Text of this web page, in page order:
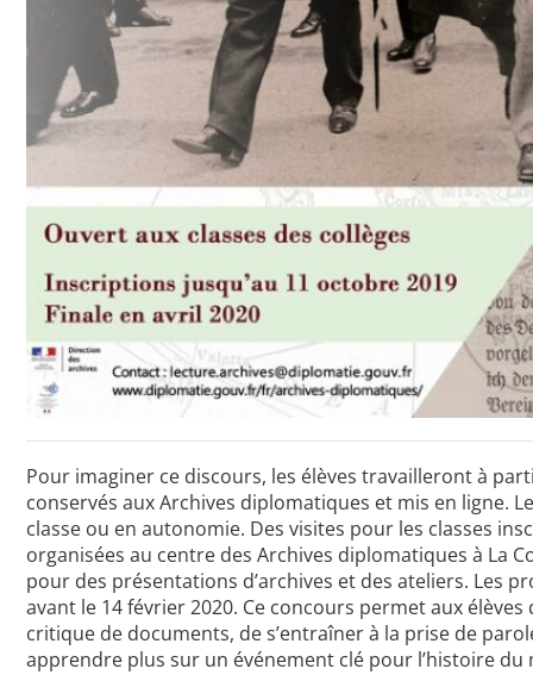
Pour imaginer ce discours, les élèves travailleront à
conservés aux Archives diplomatiques et mis en ligne.
classe ou en autonomie. Des visites pour les classes
organisées au centre des Archives diplomatiques à La
pour des présentations d’archives et des ateliers. Les
avant le 14 février 2020. Ce concours permet aux élèves
critique de documents, de s’entraîner à la prise de
apprendre plus sur un événement clé pour l’histoire du